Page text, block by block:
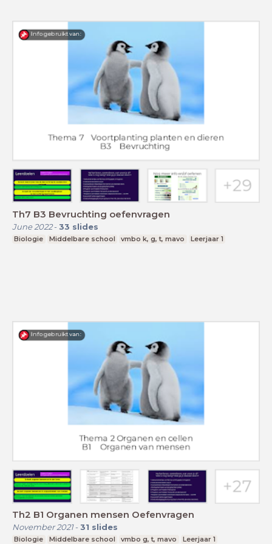
Th7 B3 Bevruchting oefenvragen
June 2022- 33 slides
Biologie Middelbare school vmbo k, g, t, mavo Leerjaar 1
Th2 B1 Organen mensen Oefenvragen
November 2021- 31 slides
Biologie Middelbare school vmbo g, t, mavo Leerjaar 1